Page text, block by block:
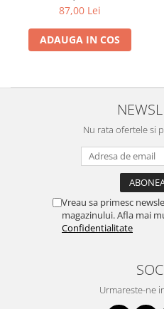
Stragoo Games
Sycomore
Tender Leaf
87,00 Lei
ADAUGA IN COS
Nu rata ofertele si
Vreau sa primesc
magazinului. Afla mai
Confidentialitate
Urmareste-ne